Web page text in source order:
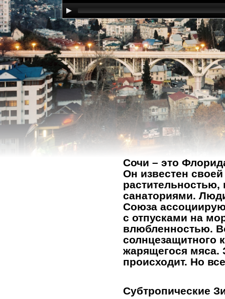
Сочи – это
Он известен
растительностью,
санаториями.
Союза
с отпусками на
влюбленностью.
солнцезащитного
жарящегося мяса.
происходит. Но
Субтропические